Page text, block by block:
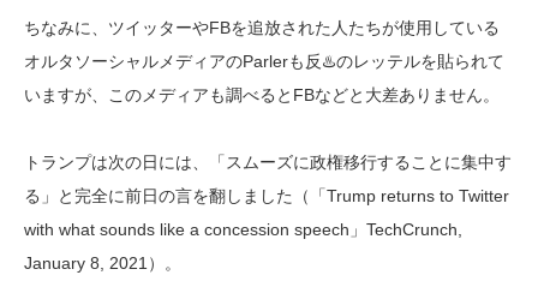
ちなみに、ツイッターやFBを追放された人たちが使用している
オルタソーシャルメディアのParlerも反♨️のレッテルを貼られて
いますが、このメディアも調べるとFBなどと大差ありません。
トランプは次の日には、「スムーズに政権移行することに集中す
る」と完全に前日の言を翻しました（「Trump returns to Twitter
with what sounds like a concession speech」TechCrunch,
January 8, 2021）。